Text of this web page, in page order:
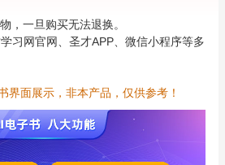
，一旦购买无法退换。
习网官网、圣才APP、微信小程序等多
界面展示，非本产品，仅供参考！